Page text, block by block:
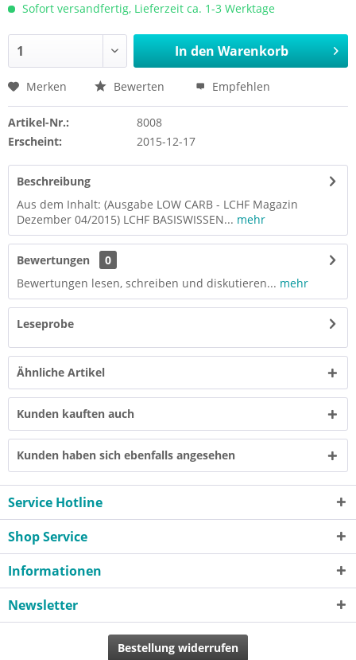
Sofort versandfertig, Lieferzeit ca. 1-3 Werktage
In den Warenkorb
Merken Bewerten Empfehlen
Artikel-Nr.:
8008
Erscheint:
2015-12-17
Beschreibung
Aus dem Inhalt: (Ausgabe LOW CARB - LCHF Magazin
Dezember 04/2015) LCHF BASISWISSEN... mehr
Bewertungen
0
Bewertungen lesen, schreiben und diskutieren... mehr
Leseprobe
Ähnliche Artikel
Kunden kauften auch
Kunden haben sich ebenfalls angesehen
Service Hotline
Shop Service
Informationen
Newsletter
Bestellung widerrufen